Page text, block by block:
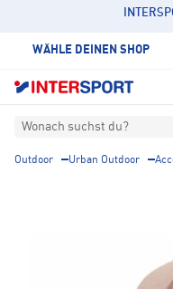
WÄHLE DEINEN SHOP
Wonach suchst du?
Outdoor Urban Outdoor